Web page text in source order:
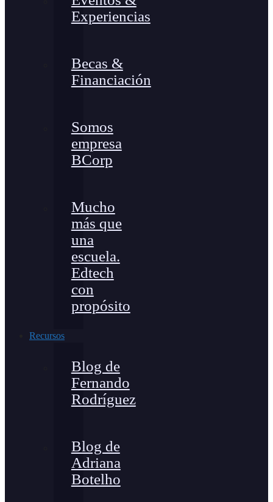
Experiencias
Becas &
Financiación
Somos
empresa
BCorp
Mucho
más que
una
escuela.
Edtech
con
propósito
Recursos
Blog de
Fernando
Rodríguez
Blog de
Adriana
Botelho